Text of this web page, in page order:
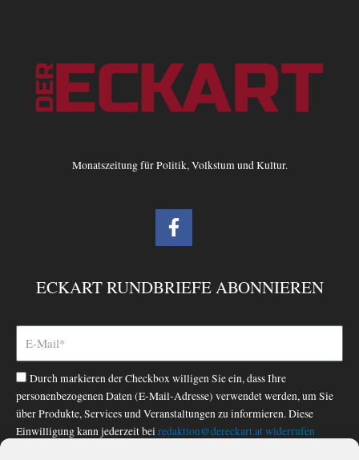
Monatszeitung für Politik, Volkstum und Kultur.
F
a
b
o
-
f
ECKART RUNDBRIEFE ABONNIEREN
Durch markieren der Checkbox willigen Sie ein, dass Ihre
personenbezogenen Daten (E-Mail-Adresse) verwendet werden, um Sie
über Produkte, Services und Veranstaltungen zu informieren. Diese
Einwilligung kann jederzeit bei redaktion@dereckart.atwiderrufen